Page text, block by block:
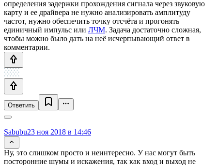
определения задержки прохождения сигнала через звуковую
карту и ее драйвера не нужно анализировать амплитуду
частот, нужно обеспечить точку отсчёта и прогонять
единичный импульс или ЛЧМ. Задача достаточно сложная,
чтобы можно было дать на неё исчерпывающий ответ в
комментарии.
Ответить
Sabubu23 ноя 2018 в 14:46
Ну, это слишком просто и неинтересно. У нас могут быть
посторонние шумы и искажения, так как вход и выход не